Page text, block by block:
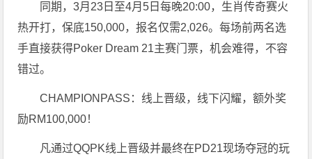
同期，3月23日至4月5日每晚20:00，生肖传奇赛火
热开打，保底150,000，报名仅需2,026。每场前两名选
手直接获得Poker Dream 21主赛门票，机会难得，不容
错过。
CHAMPIONPASS：线上晋级，线下闪耀，额外奖
励RM100,000！
凡通过QQPK线上晋级并最终在PD21现场夺冠的玩